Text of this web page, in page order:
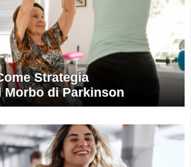
Strategia
di Parkinson